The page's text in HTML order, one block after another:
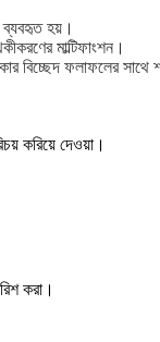
ব্যবহৃত হয়।
মাল্টিফাংশন।
বিচ্ছেদ ফলাফলের সাথে
করিয়ে দেওয়া।
করা।